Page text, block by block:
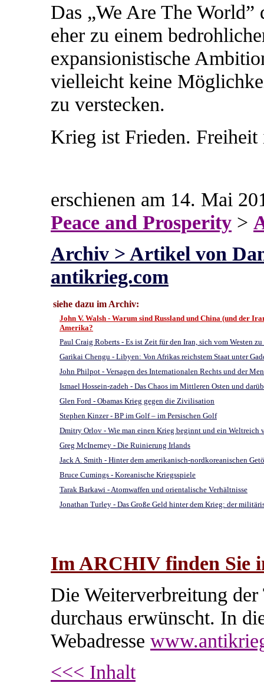
Das „We Are The
eher zu einem
expansionistische
vielleicht keine
zu verstecken.
Krieg ist Frieden. Freiheit
erschienen am 14. Mai
Peace and Prosperity >
Archiv > Artikel von
antikrieg.com
siehe dazu im Archiv:
John V. Walsh - Warum sind Russland und China (und der
Amerika?
Paul Craig Roberts - Es ist Zeit für den Iran, sich vom Westen
Garikai Chengu - Libyen: Von Afrikas reichstem Staat unter
John Philpot - Versagen des Internationalen Rechts und der
Ismael Hossein-zadeh - Das Chaos im Mittleren Osten und
Glen Ford - Obamas Krieg gegen die Zivilisation
Stephen Kinzer - BP im Golf – im Persischen Golf
Dmitry Orlov - Wie man einen Krieg beginnt und ein Weltreich
Greg McInerney - Die Ruinierung Irlands
Jack A. Smith - Hinter dem amerikanisch-nordkoreanischen
Bruce Cumings - Koreanische Kriegsspiele
Tarak Barkawi - Atomwaffen und orientalische Verhältnisse
Jonathan Turley - Das Große Geld hinter dem Krieg: der
Im ARCHIV finden Sie
Die Weiterverbreitung
durchaus erwünscht. In
Webadresse
<<< Inhalt